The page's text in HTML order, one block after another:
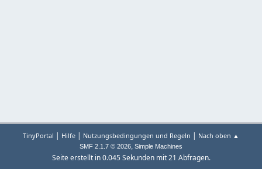
TinyPortal | Hilfe | Nutzungsbedingungen und Regeln | Nach oben ▲
SMF 2.1.7 © 2026, Simple Machines
Seite erstellt in 0.045 Sekunden mit 21 Abfragen.